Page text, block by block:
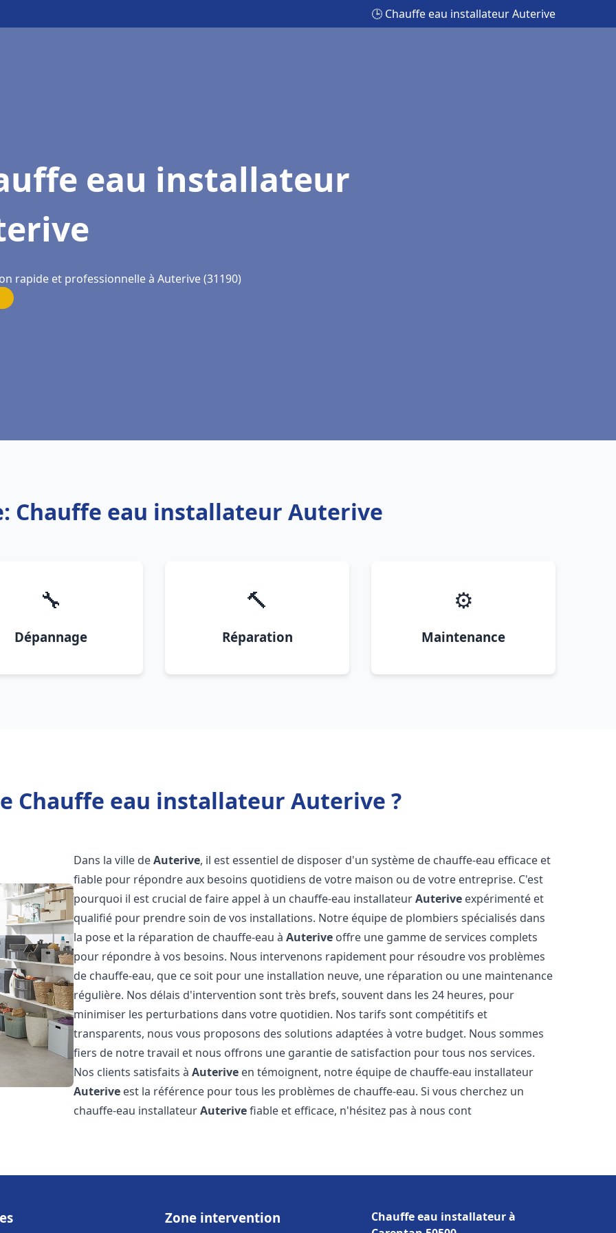
🕒 Chauffe eau installateur Auterive
eau installateur
rapide et professionnelle à Auterive (31190)
Chauffe eau installateur Auterive
🔧
Dépannage
🔨
Réparation
⚙️
Maintenance
Chauffe eau installateur Auterive ?
Dans la ville deAuterive, il est essentiel de disposer d'un système de chauffe-eau efficace et
fiable pour répondre aux besoins quotidiens de votre maison ou de votre entreprise. C'est
pourquoi il est crucial de faire appel à un chauffe-eau installateurAuterive expérimenté et
qualifié pour prendre soin de vos installations. Notre équipe de plombiers spécialisés dans
la pose et la réparation de chauffe-eau àAuterive offre une gamme de services complets
pour répondre à vos besoins. Nous intervenons rapidement pour résoudre vos problèmes
de chauffe-eau, que ce soit pour une installation neuve, une réparation ou une maintenance
régulière. Nos délais d'intervention sont très brefs, souvent dans les 24 heures, pour
minimiser les perturbations dans votre quotidien. Nos tarifs sont compétitifs et
transparents, nous vous proposons des solutions adaptées à votre budget. Nous sommes
fiers de notre travail et nous offrons une garantie de satisfaction pour tous nos services.
Nos clients satisfaits àAuterive en témoignent, notre équipe de chauffe-eau installateur
Auterive est la référence pour tous les problèmes de chauffe-eau. Si vous cherchez un
chauffe-eau installateurAuterivefiable et efficace, n'hésitez pas à nous cont
Zone intervention
Chauffe eau installateur à